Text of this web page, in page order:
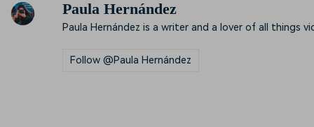
Paula Hernández
Paula Hernández is a writer and a lover of all things
Follow @Paula Hernández